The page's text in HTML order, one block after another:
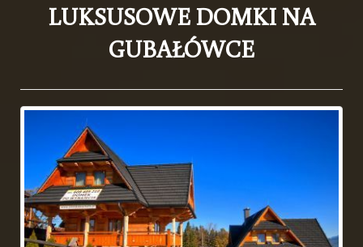
LUKSUSOWE DOMKI NA
GUBAŁÓWCE